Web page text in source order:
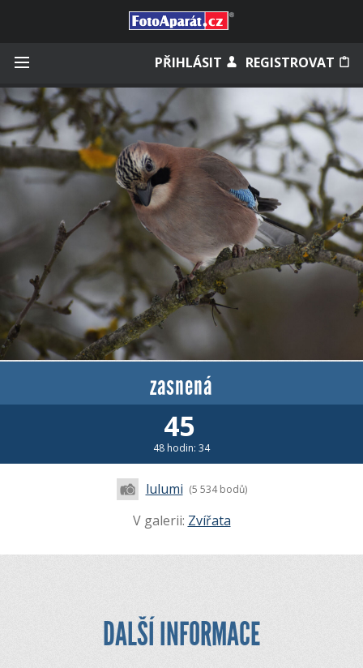
PŘIHLÁSIT REGISTROVAT
Zapamatovat
Zapomněli jste heslo?
Měli jste účet na starém webu?
zasnená
45
48 hodin: 34
lulumi (5 534 bodů)
V galerii: Zvířata
DALŠÍ INFORMACE